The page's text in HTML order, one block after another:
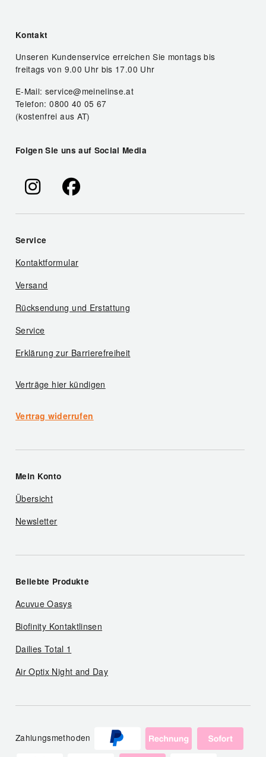
Kontakt
Unseren Kundenservice erreichen Sie montags bis
freitags von 9.00 Uhr bis 17.00 Uhr
E-Mail: service@meinelinse.at
Telefon: 0800 40 05 67
(kostenfrei aus AT)
Folgen Sie uns auf Social Media
Service
Kontaktformular
Versand
Rücksendung und Erstattung
Service
Erklärung zur Barrierefreiheit
Verträge hier kündigen
Vertrag widerrufen
Mein Konto
Übersicht
Newsletter
Beliebte Produkte
Acuvue Oasys
Biofinity Kontaktlinsen
Dailies Total 1
Air Optix Night and Day
Zahlungsmethoden